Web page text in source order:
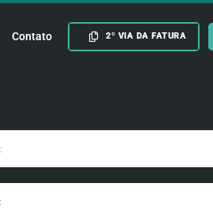
Contato 2º VIA DA FATURA